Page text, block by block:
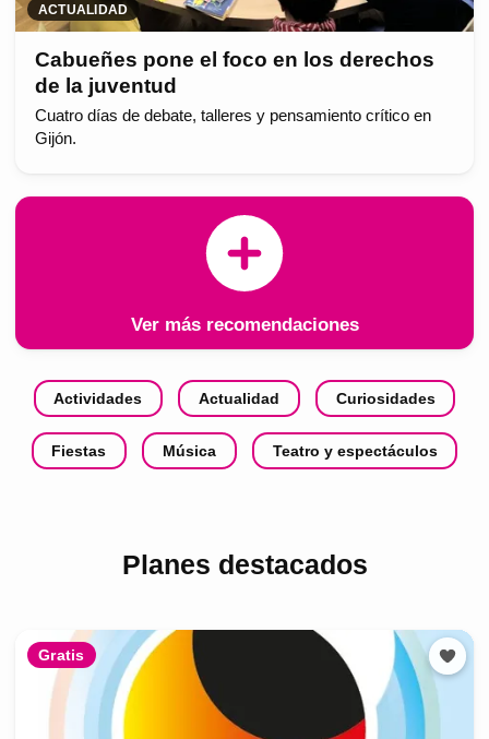
ACTUALIDAD
Cabueñes pone el foco en los derechos
de la juventud
Cuatro días de debate, talleres y pensamiento crítico en
Gijón.
Ver más recomendaciones
Actividades Actualidad Curiosidades
Fiestas Música Teatro y espectáculos
Planes destacados
Gratis